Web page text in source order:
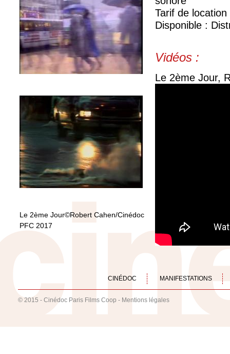
Le 2ème Jour©Robert Cahen/Cinédoc
PFC 2017
Tarif de
Disponible :
Vidéos :
Le 2ème Jour,
CINÉDOC MANIFESTATIONS
© 2015 - Cinédoc Paris Films Coop - Mentions légales